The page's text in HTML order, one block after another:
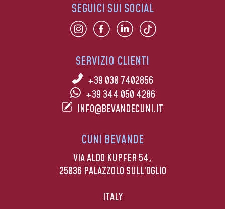
SERVIZIO CLIENTI
+39 030 7402856
+39 344 050 4286
INFO@BEVANDECUNI.IT
CUNI BEVANDE
VIA ALDO KUPFER 54,
25036 PALAZZOLO SULL’OGLIO
ITALY
SEGUICI SUI SOCIAL